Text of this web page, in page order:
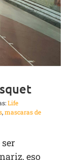
Life
,mascaras de
eso